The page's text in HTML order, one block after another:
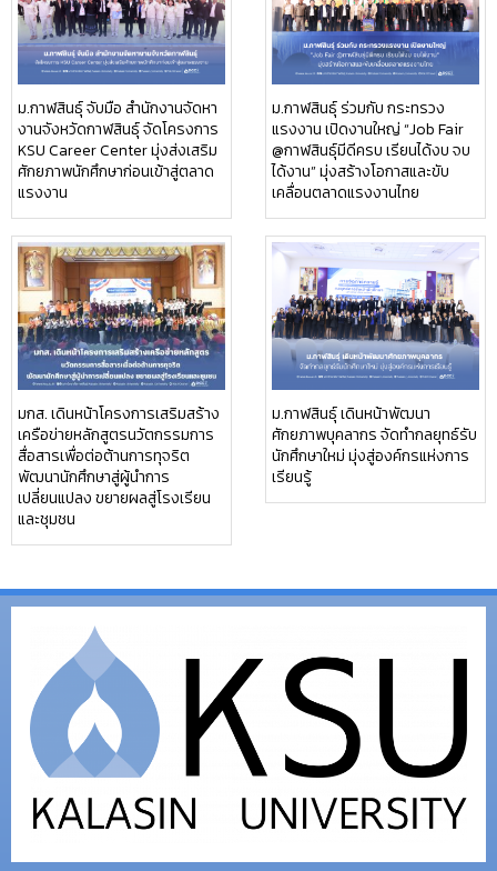
ม.กาฬสินธุ์ จับมือ สำนักงานจัดหา
งานจังหวัดกาฬสินธุ์ จัดโครงการ
KSU Career Center มุ่งส่งเสริม
ศักยภาพนักศึกษาก่อนเข้าสู่ตลาด
แรงงาน
ม.กาฬสินธุ์ ร่วมกับ กระทรวง
แรงงาน เปิดงานใหญ่ “Job Fair
@กาฬสินธุ์มีดีครบ เรียนได้งบ จบ
ได้งาน” มุ่งสร้างโอกาสและขับ
เคลื่อนตลาดแรงงานไทย
มกส. เดินหน้าโครงการเสริมสร้าง
เครือข่ายหลักสูตรนวัตกรรมการ
สื่อสารเพื่อต่อต้านการทุจริต
พัฒนานักศึกษาสู่ผู้นำการ
เปลี่ยนแปลง ขยายผลสู่โรงเรียน
และชุมชน
ม.กาฬสินธุ์ เดินหน้าพัฒนา
ศักยภาพบุคลากร จัดทำกลยุทธ์รับ
นักศึกษาใหม่ มุ่งสู่องค์กรแห่งการ
เรียนรู้